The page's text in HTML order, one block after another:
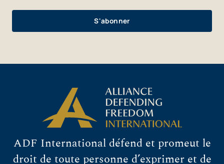
ADF International défend et promeut le
droit de toute personne d’exprimer et de